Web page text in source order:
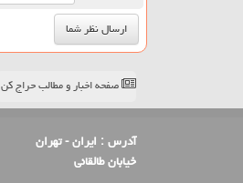
صفحه اخبار و مطالب حراج کن
آدرس : ایران - تهران
خیابان طالقانی